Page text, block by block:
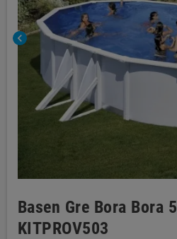
chevron_left
Basen Gre Bora Bora
KITPROV503